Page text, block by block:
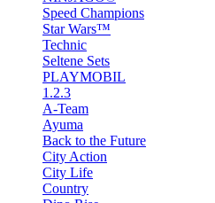
Speed Champions
Star Wars™
Technic
Seltene Sets
PLAYMOBIL
1.2.3
A-Team
Ayuma
Back to the Future
City Action
City Life
Country